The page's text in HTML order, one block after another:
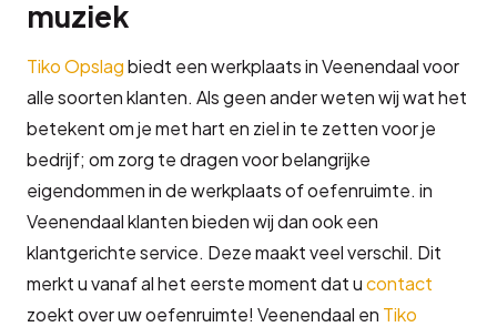
muziek
Tiko Opslagbiedt een werkplaats in Veenendaal voor
alle soorten klanten. Als geen ander weten wij wat het
betekent om je met hart en ziel in te zetten voor je
bedrijf; om zorg te dragen voor belangrijke
eigendommen in de werkplaats of oefenruimte. in
Veenendaal klanten bieden wij dan ook een
klantgerichte service. Deze maakt veel verschil. Dit
merkt u vanaf al het eerste moment dat ucontact
zoekt over uw oefenruimte! Veenendaal en Tiko